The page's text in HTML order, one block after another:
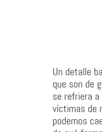
Un detalle
que son de
se refriera
víctimas de
podemos